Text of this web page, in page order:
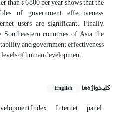
than $ 6,800 per year shows that the
of government effectiveness,
users are significant. Finally,
countries of Asia the
and government effectiveness
of human development .
کلیدواژه‌ها English
Index Internet panel